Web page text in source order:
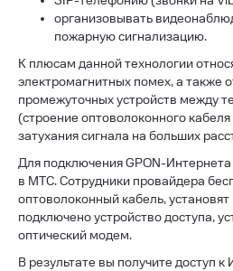
организовывать
пожарную сигнализацию.
К плюсам данной технологии
электромагнитных помех, а также
промежуточных устройств между
(строение оптоволоконного
затухания сигнала на больших
Для подключения GPON-
в МТС. Сотрудники провайдера
оптоволоконный кабель, установят
подключено устройство доступа,
оптический модем.
В результате вы получите доступ к